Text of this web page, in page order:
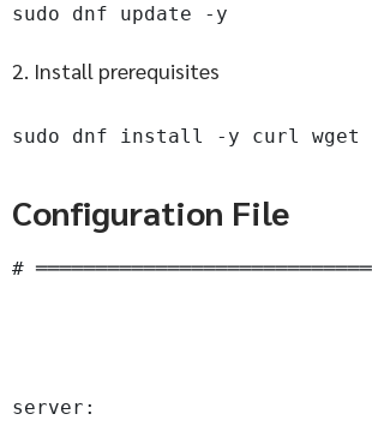
sudo dnf update -y
2. Install prerequisites
sudo dnf install -y curl
Configuration File
#
server: